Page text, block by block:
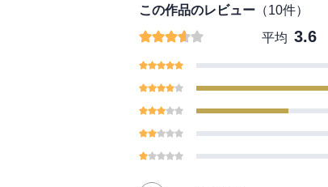
この作品のレビュー （10件）
平均 3.6